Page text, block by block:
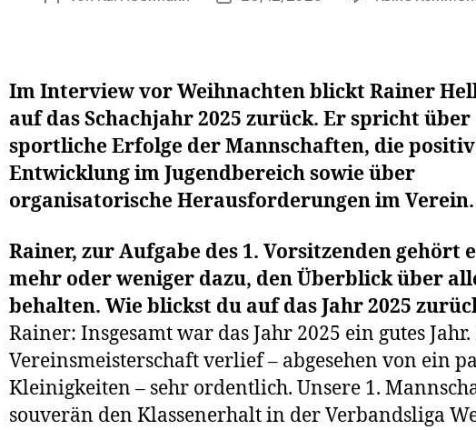
Im Interview vor Weihnachten blickt Rainer
auf das Schachjahr 2025 zurück. Er spricht über
sportliche Erfolge der Mannschaften, die
Entwicklung im Jugendbereich sowie über
organisatorische Herausforderungen im Verein.
Rainer, zur Aufgabe des 1. Vorsitzenden gehört
mehr oder weniger dazu, den Überblick über
behalten. Wie blickst du auf das Jahr 2025
Rainer: Insgesamt war das Jahr 2025 ein gutes Jahr.
Vereinsmeisterschaft verlief – abgesehen von ein
Kleinigkeiten – sehr ordentlich. Unsere 1.
souverän den Klassenerhalt in der Verbandsliga